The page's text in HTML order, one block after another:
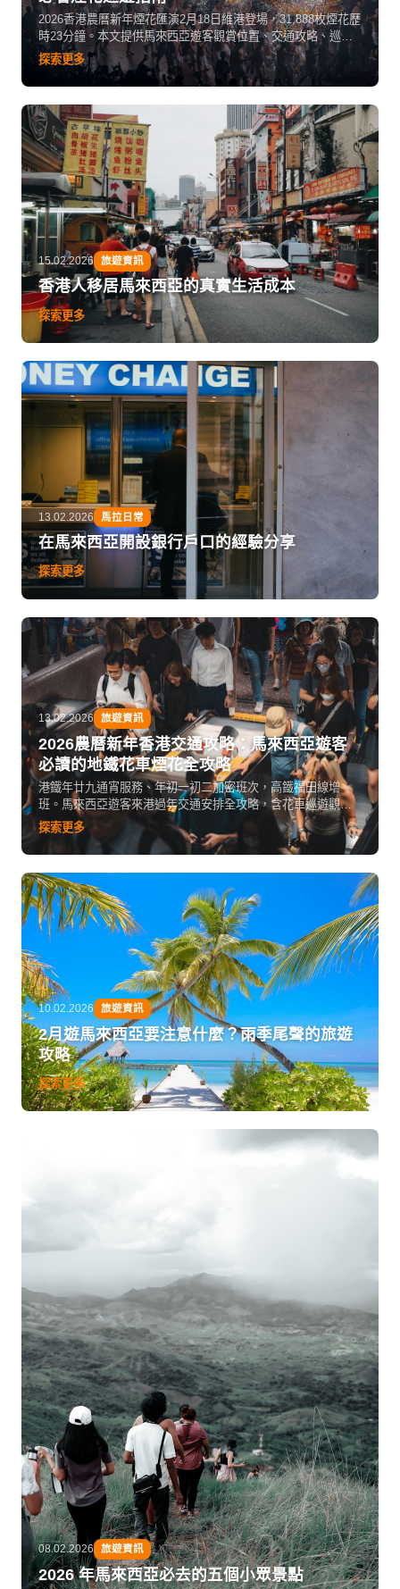
2026香港農曆新年煙花匯演2月18日維港登場，31,888枚煙花歷
時23分鐘。本文提供馬來西亞遊客觀賞位置、交通攻略、巡遊
路線、年宵花市及迪士尼春節活動實用資訊，助你玩轉香港新
探索更多
15.02.2026 旅遊資訊
香港人移居馬來西亞的真實生活成本
探索更多
13.02.2026 馬拉日常
在馬來西亞開設銀行戶口的經驗分享
探索更多
13.02.2026 旅遊資訊
2026農曆新年香港交通攻略：馬來西亞遊客
必讀的地鐵花車煙花全攻略
港鐵年廿九通宵服務、年初一初二加密班次，高鐵福田線增
班。馬來西亞遊客來港過年交通安排全攻略，含花車巡遊觀賞
位、維港煙花最佳觀賞點、回程班次預訂建議，讓你玩得盡興
又不怕塞車。
探索更多
10.02.2026 旅遊資訊
2月遊馬來西亞要注意什麼？雨季尾聲的旅遊
攻略
探索更多
08.02.2026 旅遊資訊
2026 年馬來西亞必去的五個小眾景點